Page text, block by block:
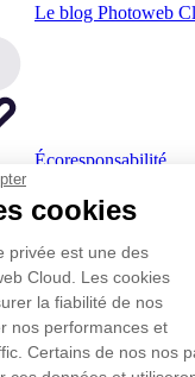
cookies
privée est une des
Cloud. Les cookies
la fiabilité de nos
nos performances et
Certains de nos nos
Le blog Photoweb
Écoresponsabilité
meilleurs clouds photo
gratuit
d'images
vos événements
gratuit